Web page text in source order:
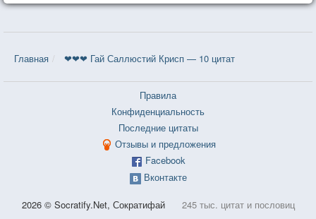
Главная ❤❤❤ Гай Саллюстий Крисп — 10 цитат
Правила
Конфиденциальность
Последние цитаты
Отзывы и предложения
Facebook
Вконтакте
2026 © Socratify.Net, Сократифай 245 тыс. цитат и пословиц